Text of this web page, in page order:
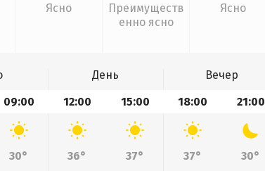
Ясно
Преимуществ
енно ясно
Ясно
День
Вечер
09:00 12:00 15:00 18:00 21:00
30° 36° 37° 37°
30°